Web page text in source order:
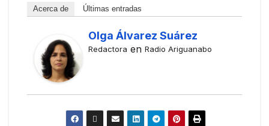
Acerca de Últimas entradas
Olga Álvarez Suárez
Redactora en Radio Ariguanabo